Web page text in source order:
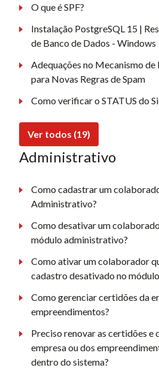
O que é SPF?
Instalação PostgreSQL 15 |
de Banco de Dados - Windows
Adequações no Mecanismo de
para Novas Regras de Spam
Como verificar o STATUS do
Ver todos (19)
Administrativo
Como cadastrar um
Administrativo?
Como desativar um
módulo administrativo?
Como ativar um colaborador
cadastro desativado no
Como gerenciar certidões da
empreendimentos?
Preciso renovar as certidões e
empresa ou dos
dentro do sistema?